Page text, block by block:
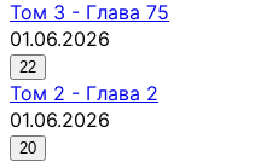
Том 3 - Глава 75
01.06.2026
22
Том 2 - Глава 2
01.06.2026
20